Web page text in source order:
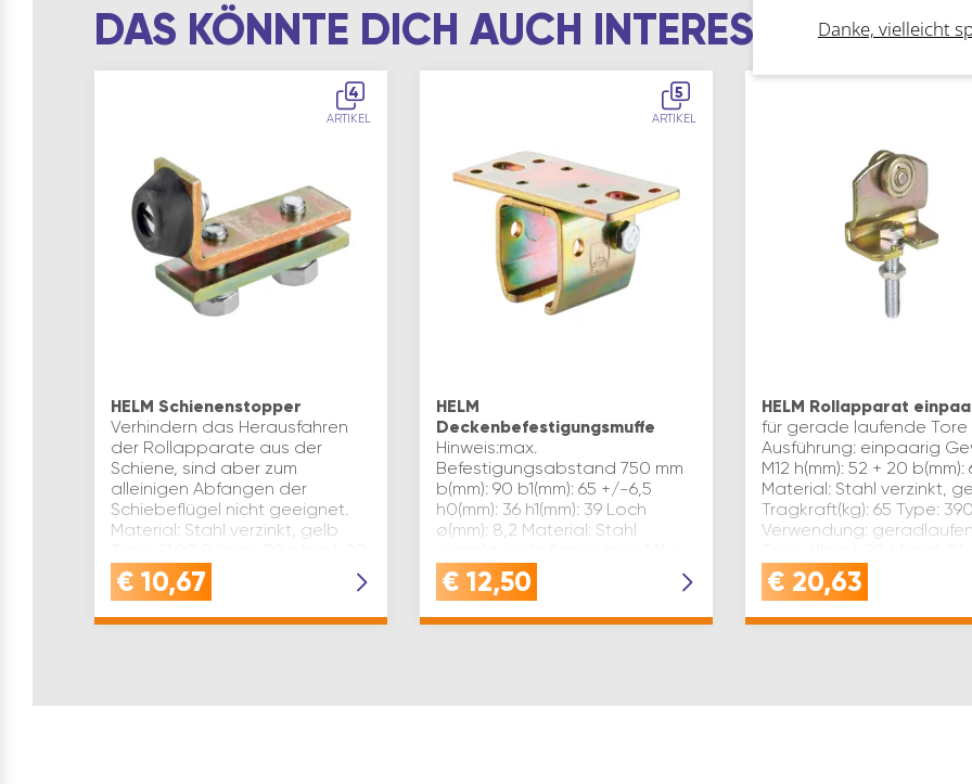
DAS KÖNNTE DICH AUCH INTERESSIEREN
4
ARTIKEL
HELM Schienenstopper
Verhindern das Herausfahren
der Rollapparate aus der
Schiene, sind aber zum
alleinigen Abfangen der
Schiebeflügel nicht geeignet.
Material: Stahl verzinkt, gelb
h(m…
€ 10,67
5
ARTIKEL
HELM
Deckenbefestigungsmuffe
Hinweis:max.
Befestigungsabstand 750 mm
b(mm): 90 b1(mm): 65 +/-6,5
h0(mm): 36 h1(mm): 39 Loch
ø(mm): 8,2 Material: Stahl
10 Type: 102 s(mm): 3 l(mm): 40
Marke: Helm …
€ 12,50
HELM Rollapparat
für gerade laufende Tore
Ausführung: einpaarig
M12 h(mm): 52 + 20 b(mm):
Material: Stahl verzinkt,
Tragkraft(kg): 65 Type: 390
Verwendung:
€ 20,63
Danke, vielleicht